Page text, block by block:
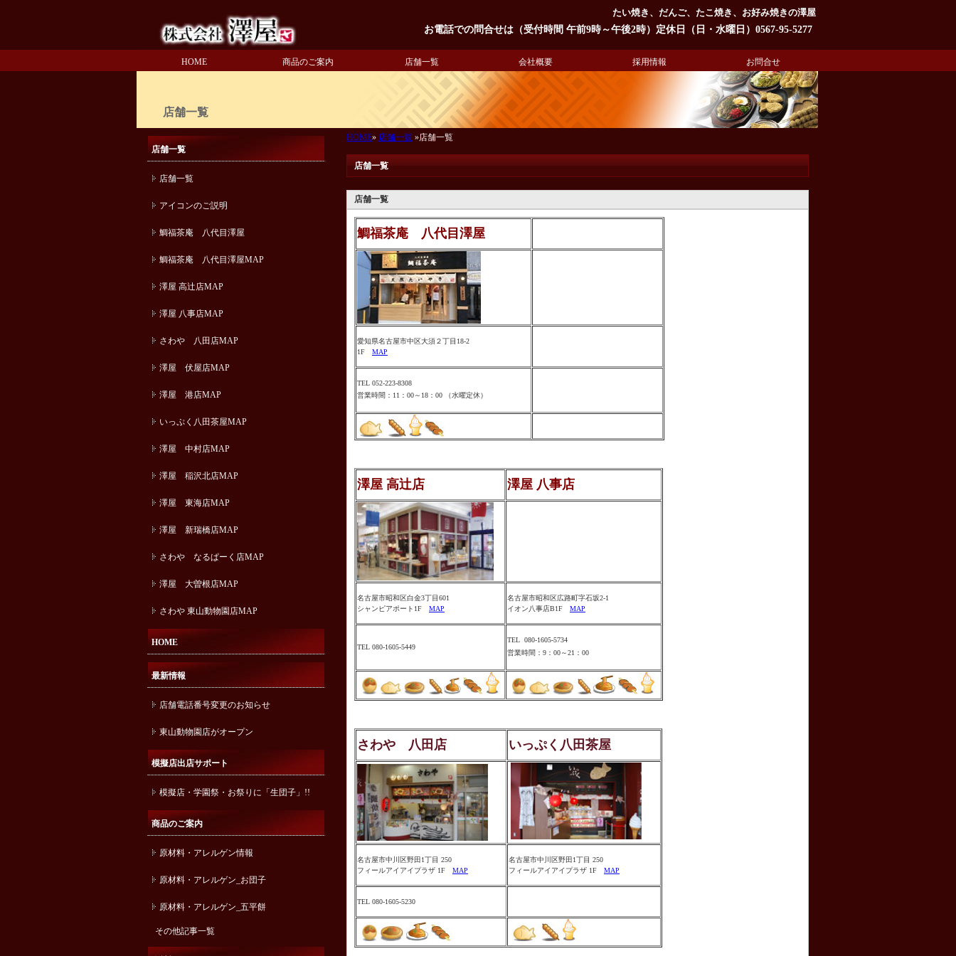
たい焼き、だんご、たこ焼き、お好み焼きの澤屋
お電話での問合せは（受付時間 午前9時～午後2時）定休日（日・水曜日）0567-95-5277
HOME 商品のご案内 店舗一覧 会社概要 採用情報 お問合せ
店舗一覧
HOME» 店舗一覧 »店舗一覧
店舗一覧
店舗一覧
鯛福茶庵 八代目澤屋
愛知県名古屋市中区大須２丁目18-2
1F MAP
TEL 052-223-8308
営業時間：11：00～18：00 （水曜定休）
澤屋 高辻店 澤屋 八事店
名古屋市昭和区白金3丁目601
シャンピアポート1F MAP
名古屋市昭和区広路町字石坂2-1
イオン八事店B1F MAP
TEL 080-1605-5449
TEL 080-1605-5734
営業時間：9：00～21：00
さわや 八田店 いっぷく八田茶屋
名古屋市中川区野田1丁目 250
フィールアイアイプラザ 1F MAP
名古屋市中川区野田1丁目 250
フィールアイアイプラザ 1F MAP
TEL 080-1605-5230
店舗一覧
店舗一覧
アイコンのご説明
鯛福茶庵 八代目澤屋
鯛福茶庵 八代目澤屋MAP
澤屋 高辻店MAP
澤屋 八事店MAP
さわや 八田店MAP
澤屋 伏屋店MAP
澤屋 港店MAP
いっぷく八田茶屋MAP
澤屋 中村店MAP
澤屋 稲沢北店MAP
澤屋 東海店MAP
澤屋 新瑞橋店MAP
さわや なるぱーく店MAP
澤屋 大曽根店MAP
さわや 東山動物園店MAP
HOME
最新情報
店舗電話番号変更のお知らせ
東山動物園店がオープン
模擬店出店サポート
模擬店・学園祭・お祭りに「生団子」!!
商品のご案内
原材料・アレルゲン情報
原材料・アレルゲン_お団子
原材料・アレルゲン_五平餅
その他記事一覧